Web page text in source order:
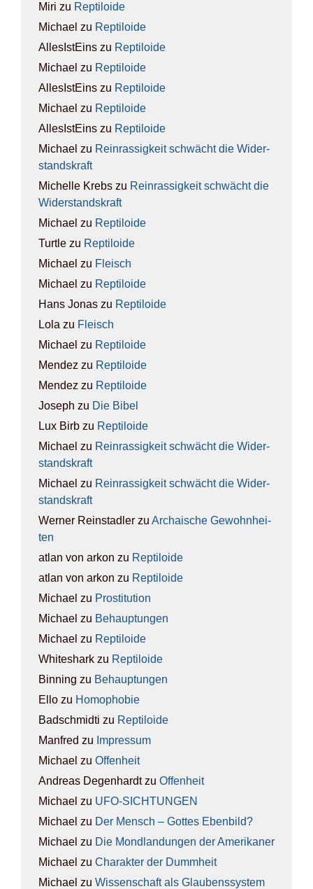
Miri zu Rep­ti­lo­ide
Michael zu Rep­ti­lo­ide
AllesIstEins zu Rep­ti­lo­ide
Michael zu Rep­ti­lo­ide
AllesIstEins zu Rep­ti­lo­ide
Michael zu Rep­ti­lo­ide
AllesIstEins zu Rep­ti­lo­ide
Michael zu Rein­ras­sig­keit schwächt die Wider­
stands­kraft
Michelle Krebs zu Rein­ras­sig­keit schwächt die
Wider­stands­kraft
Michael zu Rep­ti­lo­ide
Turtle zu Rep­ti­lo­ide
Michael zu Fleisch
Michael zu Rep­ti­lo­ide
Hans Jonas zu Rep­ti­lo­ide
Lola zu Fleisch
Michael zu Rep­ti­lo­ide
Mendez zu Rep­ti­lo­ide
Mendez zu Rep­ti­lo­ide
Joseph zu Die Bibel
Lux Birb zu Rep­ti­lo­ide
Michael zu Rein­ras­sig­keit schwächt die Wider­
stands­kraft
Michael zu Rein­ras­sig­keit schwächt die Wider­
stands­kraft
Werner Reinstadler zu Archai­sche Gewohn­hei­
ten
atlan von arkon zu Rep­ti­lo­ide
atlan von arkon zu Rep­ti­lo­ide
Michael zu Pro­sti­tu­ti­on
Michael zu Behaup­tun­gen
Michael zu Rep­ti­lo­ide
Whiteshark zu Rep­ti­lo­ide
Binning zu Behaup­tun­gen
Ello zu Homo­pho­bie
Badschmidti zu Rep­ti­lo­ide
Manfred zu Impres­sum
Michael zu Offen­heit
Andreas Degenhardtzu Offen­heit
Michael zu UFO-SICH­TUN­GEN
Michael zu Der Mensch – Got­tes Eben­bild?
Michael zu Die Mond­lan­dun­gen der Ame­ri­ka­ner
Michael zu Cha­rak­ter der Dumm­heit
Michael zu Wis­sen­schaft als Glau­bens­sys­tem